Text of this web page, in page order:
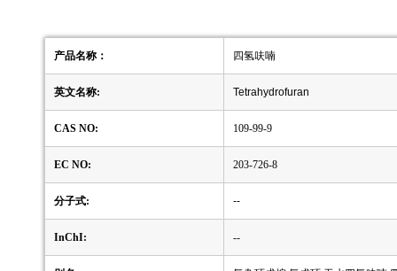
产品名称： 四氢呋喃
英文名称: Tetrahydrofuran
CAS NO: 109-99-9
EC NO: 203-726-8
分子式: --
InChI: --